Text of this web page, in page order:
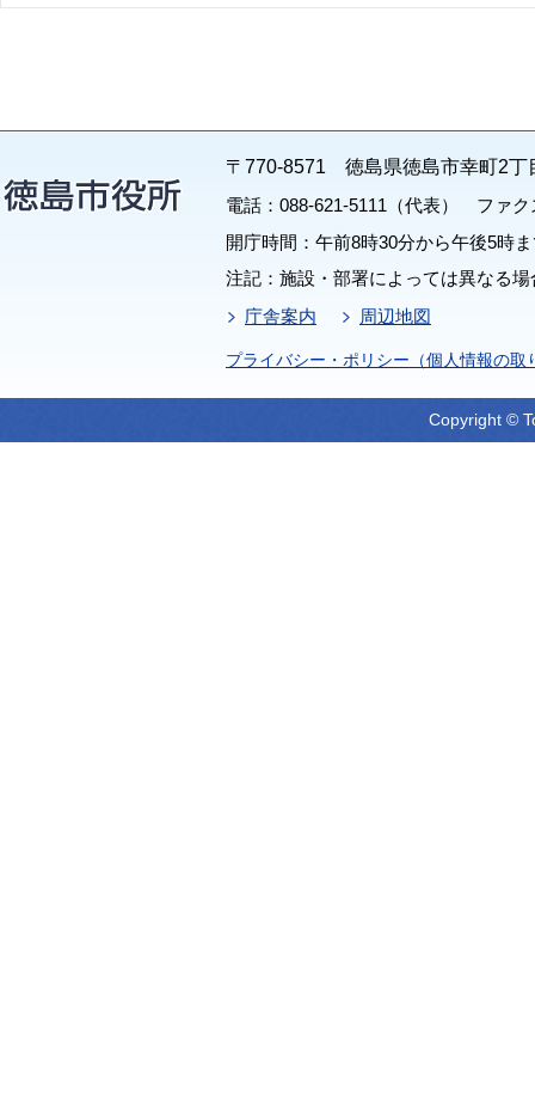
〒770-8571 徳島県徳島市幸町2丁
電話：088-621-5111（代表） ファク
開庁時間：午前8時30分から午後5時
注記：施設・部署によっては異なる
庁舎案内
周辺地図
プライバシー・ポリシー（個人情報の取
Copyright ©